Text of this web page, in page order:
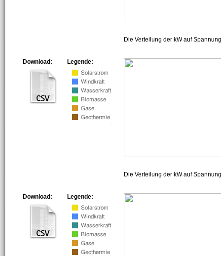
Die Verteilung der kW auf
Legende:
Download:
Die Verteilung der kW auf
Legende:
Download: